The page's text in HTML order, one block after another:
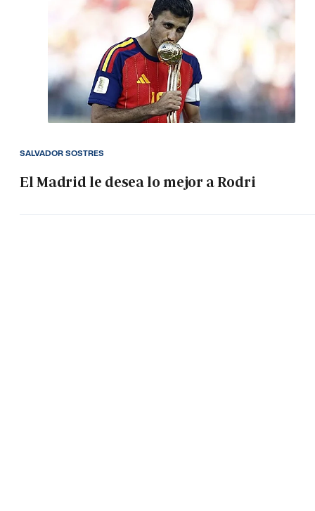
El Madrid le desea lo mejor a Rodri
SALVADOR SOSTRES